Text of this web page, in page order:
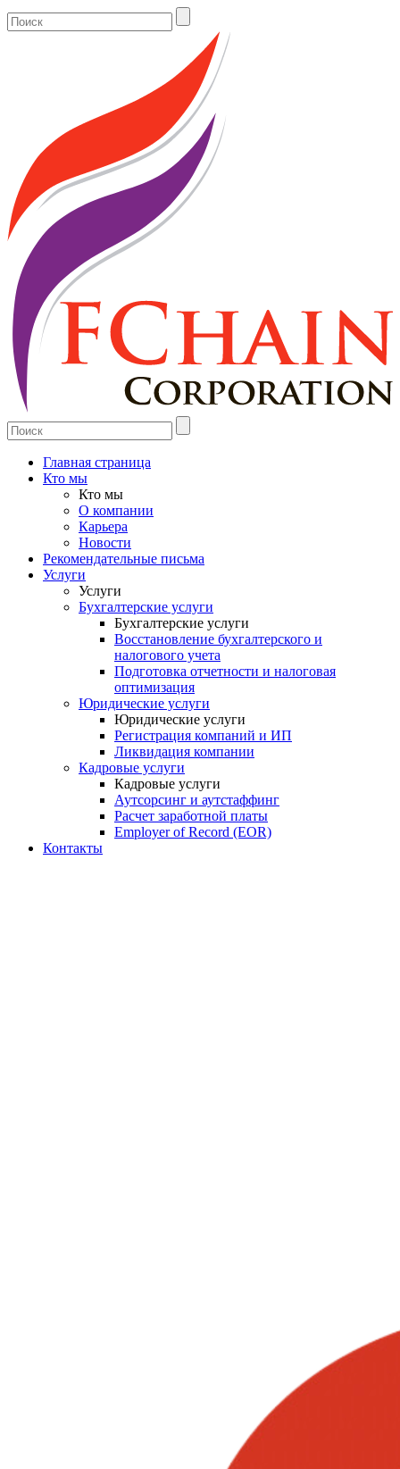
Главная страница
Кто мы
Кто мы
О компании
Карьера
Новости
Рекомендательные письма
Услуги
Услуги
Бухгалтерские услуги
Бухгалтерские услуги
Восстановление бухгалтерского и
налогового учета
Подготовка отчетности и налоговая
оптимизация
Юридические услуги
Юридические услуги
Регистрация компаний и ИП
Ликвидация компании
Кадровые услуги
Кадровые услуги
Аутсорсинг и аутстаффинг
Расчет заработной платы
Employer of Record (EOR)
Контакты